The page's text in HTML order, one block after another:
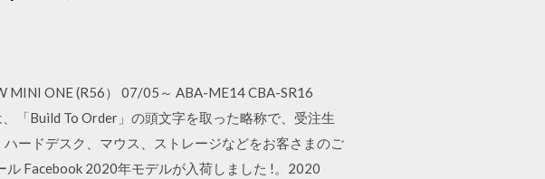
MINI ONE (R56） 07/05～ ABA-ME14 CBA-SR16
「Build To Order」の頭文字を取った略称で、受注生
ードデスク、マウス、ストレージなどをお客さまのご
Facebook 2020年モデルが入荷しました !。2020